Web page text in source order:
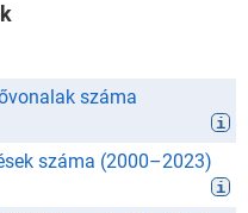
száma
száma (2000–2023)